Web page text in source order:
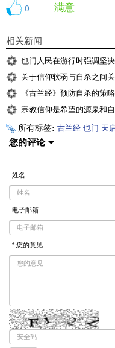
0 满意
相关新闻
也门人民在游行时强调坚
关于信仰软弱与自杀之间
《古兰经》预防自杀的策略
宗教信仰是希望的源泉和
所有标签: 古兰经 也门 天
您的评论
姓名
电子邮箱
* 您的意见